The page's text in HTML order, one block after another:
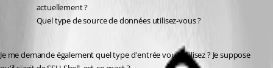
actuellement ?
Quel type de source de données utilisez-vous ?
Je me demande également quel type d'entrée vous utilisez ? Je suppose